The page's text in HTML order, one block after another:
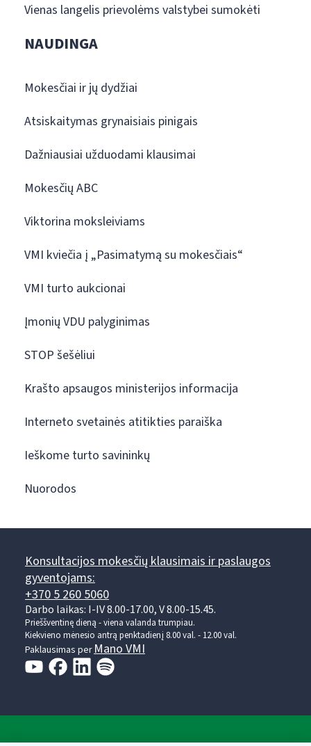
Vienas langelis prievolėms valstybei sumokėti
NAUDINGA
Mokesčiai ir jų dydžiai
Atsiskaitymas grynaisiais pinigais
Dažniausiai užduodami klausimai
Mokesčių ABC
Viktorina moksleiviams
VMI kviečia į „Pasimatymą su mokesčiais“
VMI turto aukcionai
Įmonių VDU palyginimas
STOP šešėliui
Krašto apsaugos ministerijos informacija
Interneto svetainės atitikties paraiška
Ieškome turto savininkų
Nuorodos
Konsultacijos mokesčių klausimais ir paslaugos
gyventojams:
+370 5 260 5060
Darbo laikas: I-IV 8.00-17.00, V 8.00-15.45.
Prieššventinę dieną - viena valanda trumpiau.
Kiekvieno mėnesio antrą penktadienį 8.00 val. - 12.00 val.
Paklausimas per Mano VMI